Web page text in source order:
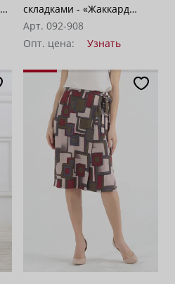
складками - «Жаккард
магнолия»
Арт. 092-908
Опт. цена:
Узнать